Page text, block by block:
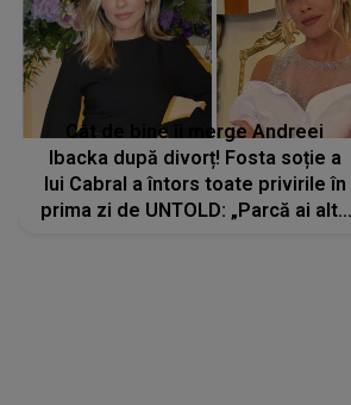
Cât de bine îi merge Andreei
Ibacka după divorț! Fosta soție a
lui Cabral a întors toate privirile în
prima zi de UNTOLD: „Parcă ai altă